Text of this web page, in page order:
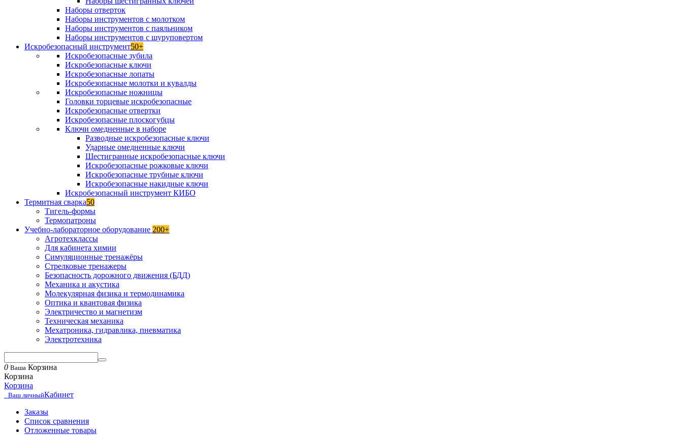
Наборы отверток
Наборы инструментов с молотком
Наборы инструментов с паяльником
Наборы инструментов с шуруповертом
Искробезопасный инструмент50+
Искробезопасные зубила
Искробезопасные ключи
Искробезопасные лопаты
Искробезопасные молотки и кувалды
Искробезопасные ножницы
Головки торцевые искробезопасные
Искробезопасные отвертки
Искробезопасные плоскогубцы
Ключи омедненные в наборе
Разводные искробезопасные ключи
Ударные омедненные ключи
Шестигранные искробезопасные ключи
Искробезопасные рожковые ключи
Искробезопасные трубные ключи
Искробезопасные накидные ключи
Искробезопасный инструмент КИБО
Термитная сварка50
Тигель-формы
Термопатроны
Учебно-лабораторное оборудование 200+
Агротехклассы
Для кабинета химии
Симуляционные тренажёры
Стрелковые тренажеры
Безопасность дорожного движения (БДД)
Механика и акустика
Молекулярная физика и термодинамика
Оптика и квантовая физика
Электричество и магнетизм
Техническая механика
Мехатроника, гидравлика, пневматика
Электротехника
0 Ваша Корзина
Корзина
Корзина
Ваш личныйКабинет
Заказы
Список сравнения
Отложенные товары